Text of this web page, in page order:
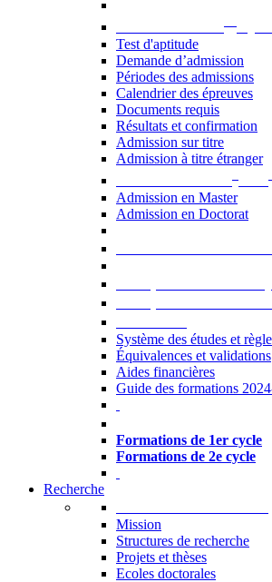
Test d'aptitude
Demande d’admission
Périodes des admissions
Calendrier des épreuves
Documents requis
Résultats et confirmation
Admission sur titre
Admission à titre étranger
Admission en Master
Admission en Doctorat
Système des études et
Équivalences et validations
Aides financières
Guide des formations
Formations de 1er cycle
Formations de 2e cycle
Recherche
Mission
Structures de recherche
Projets et thèses
Ecoles doctorales